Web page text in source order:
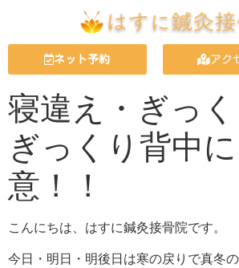
ネット予約 アク
寝違え・ぎっく
ぎっくり背中
意！！
こんにちは、はすに鍼灸接骨院です。
今日・明日・明後日は寒の戻りで真冬の